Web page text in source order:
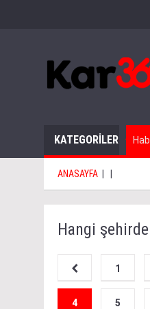
KATEGORİLER
ANASAYFA | |
Hangi
1
4 5